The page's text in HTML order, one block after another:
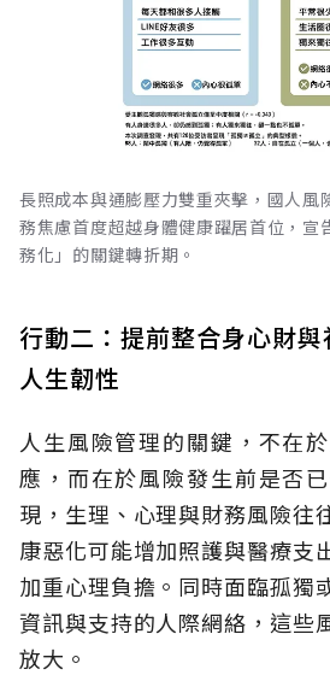
長照成本與通膨壓力雙重夾擊，國人風
務焦慮首度超越身體健康躍居首位，宣
務化」的關鍵轉折期。
行動二：提前整合身心財
人生韌性
人生風險管理的關鍵，不在
應，而在於風險發生前是否
現，生理、心理與財務風險往
康惡化可能增加照護與醫療支
加重心理負擔。同時面臨孤獨
資訊與支持的人際網絡，這些
放大。